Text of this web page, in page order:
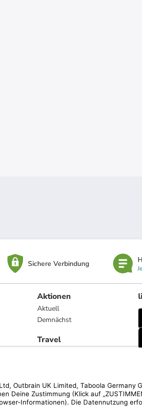
Sichere Verbindung
Aktionen
Aktuell
Demnächst
Travel